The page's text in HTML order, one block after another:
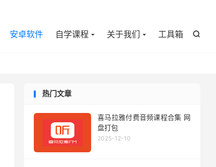

安卓软件 自学课程 关于我们 工具箱
热门文章
喜马拉雅付费音频课程合集 网
盘打包
2025-12-10